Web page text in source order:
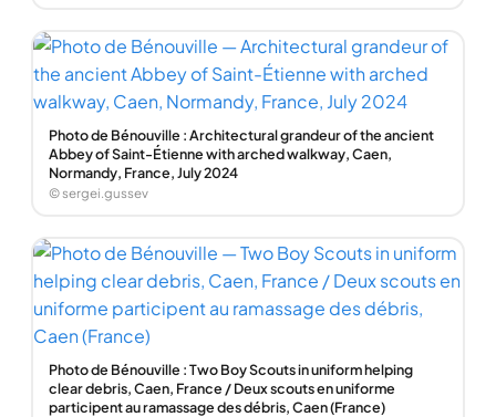
Photo de Bénouville : Architectural grandeur of the ancient
Abbey of Saint-Étienne with arched walkway, Caen,
Normandy, France, July 2024
© sergei.gussev
Photo de Bénouville : Two Boy Scouts in uniform helping
clear debris, Caen, France / Deux scouts en uniforme
participent au ramassage des débris, Caen (France)